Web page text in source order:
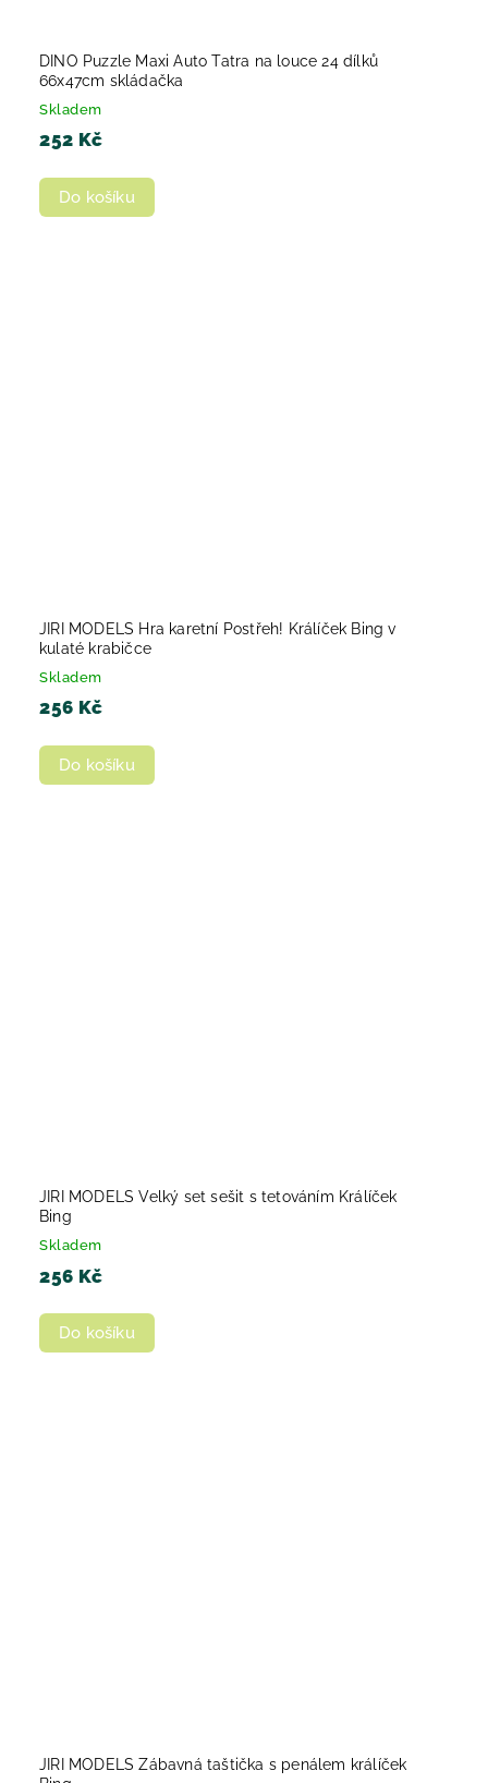
DINO Puzzle Maxi Auto Tatra na louce 24 dílků
66x47cm skládačka
Skladem
252 Kč
Do košíku
JIRI MODELS Hra karetní Postřeh! Králíček Bing v
kulaté krabičce
Skladem
256 Kč
Do košíku
JIRI MODELS Velký set sešit s tetováním Králíček
Bing
Skladem
256 Kč
Do košíku
JIRI MODELS Zábavná taštička s penálem králíček